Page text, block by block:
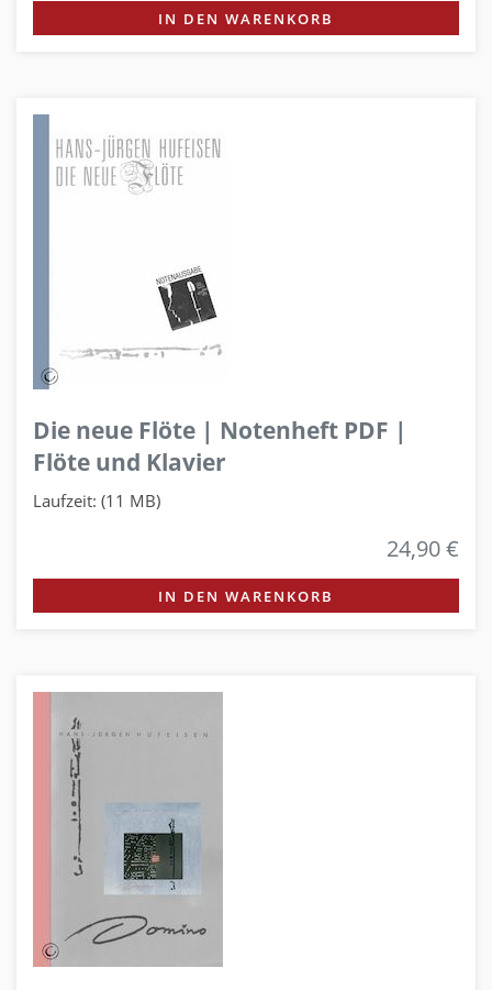
IN DEN WARENKORB
Die neue Flöte | Notenheft PDF |
Flöte und Klavier
Laufzeit: (11 MB)
24,90 €
IN DEN WARENKORB